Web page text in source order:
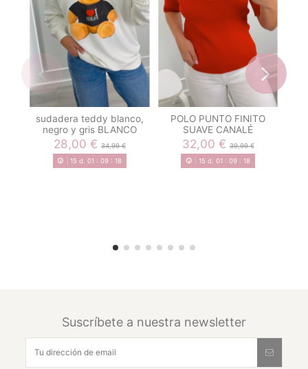
sudadera teddy blanco,
negro y gris BLANCO
28,00 €34,99 €
15 d. 01 :09 :18
POLO PUNTO FINITO
SUAVE CANALÉ
32,00 €39,99 €
15 d. 01 : 09: 18
Suscríbete a nuestra newsletter